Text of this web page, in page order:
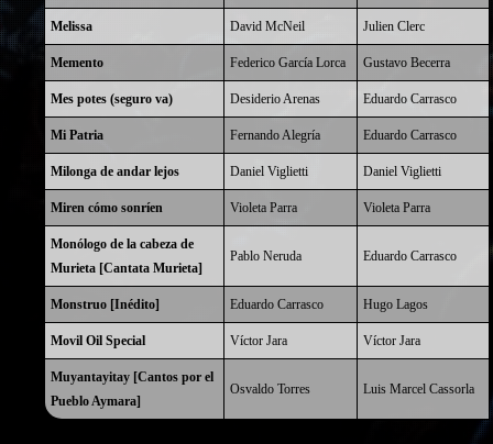
Melissa David McNeil Julien Clerc
Memento Federico García Lorca Gustavo Becerra
Mes potes (seguro va) Desiderio Arenas Eduardo Carrasco
Mi Patria Fernando Alegría Eduardo Carrasco
Milonga de andar lejos Daniel Viglietti Daniel Viglietti
Miren cómo sonríen Violeta Parra Violeta Parra
Monólogo de la cabeza de
Murieta [Cantata Murieta]
Pablo Neruda Eduardo Carrasco
Monstruo [Inédito] Eduardo Carrasco Hugo Lagos
Movil Oil Special Víctor Jara Víctor Jara
Muyantayitay [Cantos por el
Pueblo Aymara]
Osvaldo Torres Luis Marcel Cassorla